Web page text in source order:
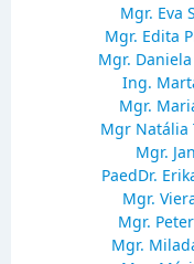
Mgr. Eva
Mgr. Edita
Mgr.
Ing.
Mgr.
Mgr Natália
Mgr.
PaedDr.
Mgr.
Mgr.
Mgr.